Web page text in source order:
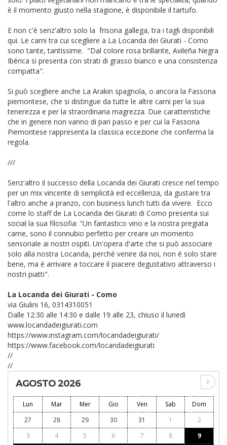
è il momento giusto nella stagione, è disponibile il tartufo.
E non c'è senz'altro solo la frisona gallega, tra i tagli disponibili
qui. Le carni tra cui scegliere a La Locanda dei Giurati - Como
sono tante, tantissime. "Dal colore rosa brillante, Avileña Negra
Ibérica si presenta con strati di grasso bianco e una consistenza
compatta".
Si può scegliere anche La Arakin spagnola, o ancora la Fassona
piemontese, che si distingue da tutte le altre carni per la sua
tenerezza e per la straordinaria magrezza. Due caratteristiche
che in genere non vanno di pari passo e per cui la Fassona
Piemontese rappresenta la classica eccezione che conferma la
regola.
///
Senz'altro il successo della Locanda dei Giurati cresce nel tempo
per un mix vincente di semplicità ed eccellenza, da gustare tra
l'altro anche a pranzo, con business lunch tutti da vivere. Ecco
come lo staff de La Locanda dei Giurati di Como presenta sui
social la sua filosofia: "Un fantastico vino e la nostra pregiata
carne, sono il connubio perfetto per creare un momento
sensoriale ai nostri ospiti. Un'opera d'arte che si può associare
solo alla nostra Locanda, perché venire da noi, non è solo stare
bene, ma è arrivare a toccare il piacere degustativo attraverso i
nostri piatti".
La Locanda dei Giurati - Como
via Giulini 16, 0314310051
Dalle 12:30 alle 14:30 e dalle 19 alle 23, chiuso il lunedì
www.locandadeigiurati.com
https://www.instagram.com/locandadeigiurati/
https://www.facebook.com/locandadeigiurati
//
//
AGOSTO 2026
Lun Mar Mer Gio Ven Sab
Dom
27
28 29 30 31 1
2
3
4 5 6 7 8 9